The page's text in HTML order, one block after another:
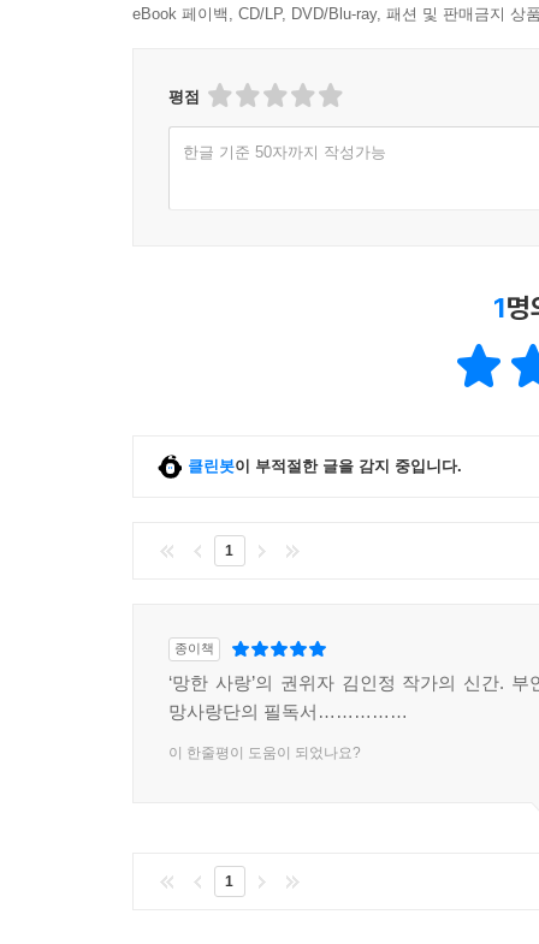
eBook 페이백, CD/LP, DVD/Blu-ray, 패션 및 판매금지 상
평점
한글 기준 50자까지 작성가능
1명
클린봇이 부적절한 글을 감지 중입니다.
1
종이책
‘망한 사랑’의 권위자 김인정 작가의 신간. 부
망사랑단의 필독서……………
이 한줄평이 도움이 되었나요?
1